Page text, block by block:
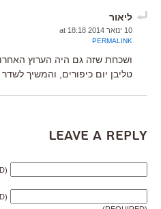
ליאור
10 ינואר 2014 at 18:18
PERMALINK
ושכחת שזה גם היה הערוץ
טליבן יום כיפורים, והמשיך
Leave a Reply